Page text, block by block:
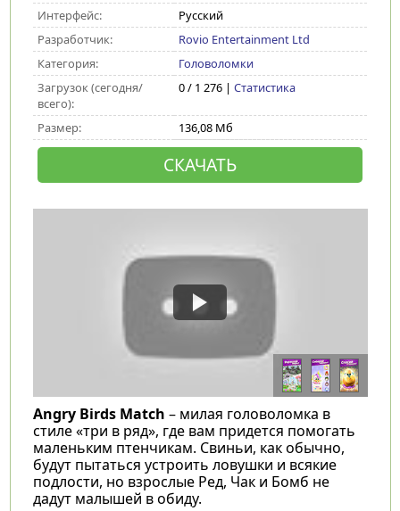
Интерфейс:
Русский
Разработчик:
Rovio Entertainment Ltd
Категория:
Головоломки
Загрузок (сегодня/
всего):
0 / 1 276 | Статистика
Размер: 136,08 Мб
СКАЧАТЬ
Angry Birds Match – милая головоломка в
стиле «три в ряд», где вам придется помогать
маленьким птенчикам. Свиньи, как обычно,
будут пытаться устроить ловушки и всякие
подлости, но взрослые Ред, Чак и Бомб не
дадут малышей в обиду.